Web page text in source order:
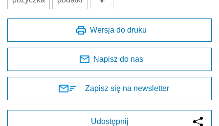
Wersja do druku
Napisz do nas
Zapisz się na newsletter
Udostępnij